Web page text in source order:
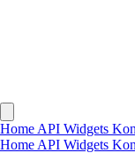
Home API Widgets
Home API Widgets